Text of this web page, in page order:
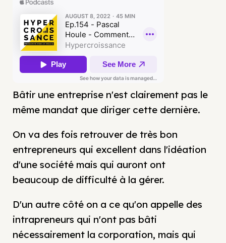
Bâtir une entreprise n'est clairement pas le
même mandat que diriger cette dernière.
On va des fois retrouver de très bon
entrepreneurs qui excellent dans l'idéation
d'une société mais qui auront ont
beaucoup de difficulté à la gérer.
D'un autre côté on a ce qu'on appelle des
intrapreneurs qui n'ont pas bâti
nécessairement la corporation, mais qui